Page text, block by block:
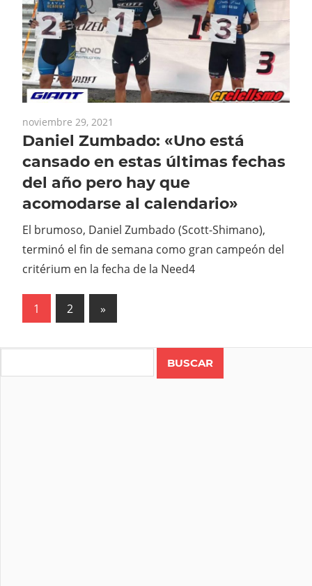
noviembre 29, 2021
Daniel Zumbado: «Uno está
cansado en estas últimas fechas
del año pero hay que
acomodarse al calendario»
El brumoso, Daniel Zumbado (Scott-Shimano),
terminó el fin de semana como gran campeón del
critérium en la fecha de la Need4
Paginación
1 2
Next
Posts
»